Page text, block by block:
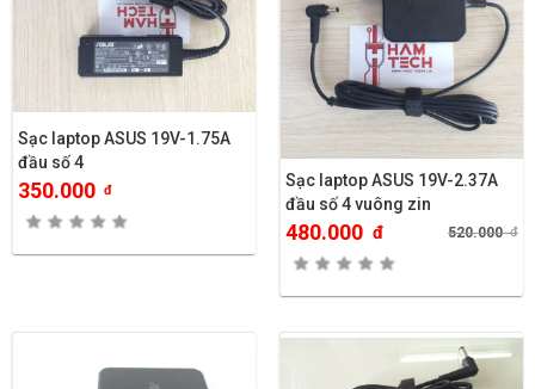
Sạc laptop ASUS 19V-1.75A
đầu số 4
350.000 đ
Sạc laptop ASUS 19V-2.37A
đầu số 4 vuông zin
480.000 đ 520.000đ